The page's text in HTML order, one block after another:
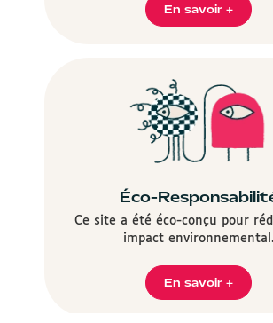
En savoir +
Éco-
Ce site a été éco-conçu pour
impact environnemental.
En savoir +